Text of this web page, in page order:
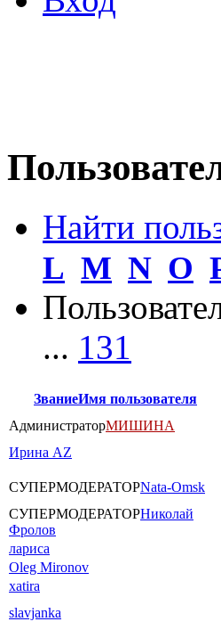
Найти
L M N O
... 131
ЗваниеИмя пользователя
АдминистраторМИШИНА
Ирина AZ
СУПЕРМОДЕРАТОРNata-Omsk
СУПЕРМОДЕРАТОРНиколай
Фролов
лариса
Oleg Mironov
xatira
slavjanka